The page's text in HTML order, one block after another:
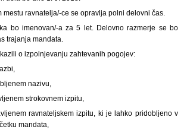
mestu ravnatelja/-ce se opravlja polni delovni čas.
ka bo imenovan/-a za 5 let. Delovno razmerje se bo
trajanja mandata.
o izpolnjevanju zahtevanih pogojev:
nazivu,
strokovnem izpitu,
ravnateljskem izpitu, ki je lahko pridobljeno v
mandata,